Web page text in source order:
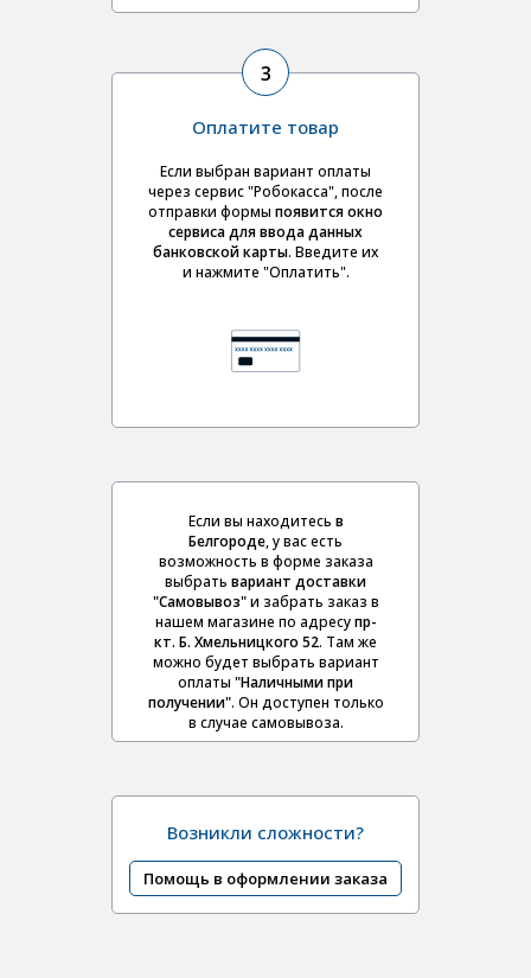
Оплатите товар
Если выбран вариант оплаты
через сервис "Робокасса", после
отправки формы появится окно
сервиса для ввода данных
банковской карты. Введите их
и нажмите "Оплатить".
3
Помощь в оформлении заказа
Если вы находитесь в
Белгороде, у вас есть
возможность в форме заказа
выбрать вариант доставки
"Самовывоз"и забрать заказ в
нашем магазине по адресупр-
кт. Б. Хмельницкого 52. Там же
можно будет выбрать вариант
оплаты "Наличными при
получении". Он доступен только
в случае самовывоза.
Возникли сложности?